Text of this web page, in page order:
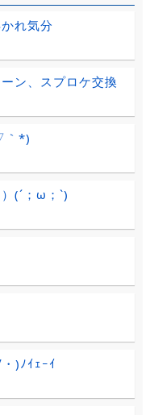
れ気分
ン、スプロケ交換
｀*)
(´；ω；`)
)ﾉｲｪｰｲ